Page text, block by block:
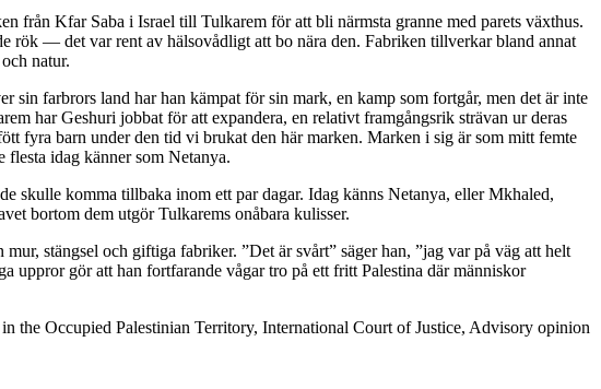
från Kfar Saba i Israel till Tulkarem för att bli närmsta granne med parets växthus.
rök — det var rent av hälsovådligt att bo nära den. Fabriken tillverkar bland annat
natur.
farbrors land har han kämpat för sin mark, en kamp som fortgår, men det är inte
har Geshuri jobbat för att expandera, en relativt framgångsrik strävan ur deras
fyra barn under den tid vi brukat den här marken. Marken i sig är som mitt femte
flesta idag känner som Netanya.
skulle komma tillbaka inom ett par dagar. Idag känns Netanya, eller Mkhaled,
bortom dem utgör Tulkarems onåbara kulisser.
stängsel och giftiga fabriker. ”Det är svårt” säger han, ”jag var på väg att helt
uppror gör att han fortfarande vågar tro på ett fritt Palestina där människor
the Occupied Palestinian Territory, International Court of Justice, Advisory opinion